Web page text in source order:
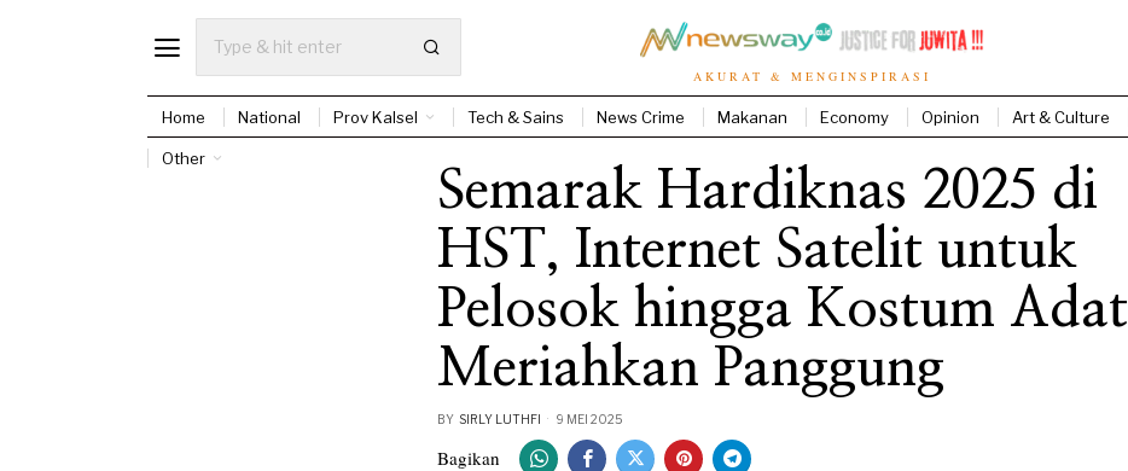
AKURAT & MENGINSPIRASI
Home National Prov Kalsel Tech & Sains News Crime Makanan Economy Opinion Art & Culture
Other
Semarak Hardiknas 2025 di
HST, Internet Satelit untuk
Pelosok hingga Kostum Adat
Meriahkan Panggung
BY SIRLY LUTHFI 9 MEI 2025
Bagikan